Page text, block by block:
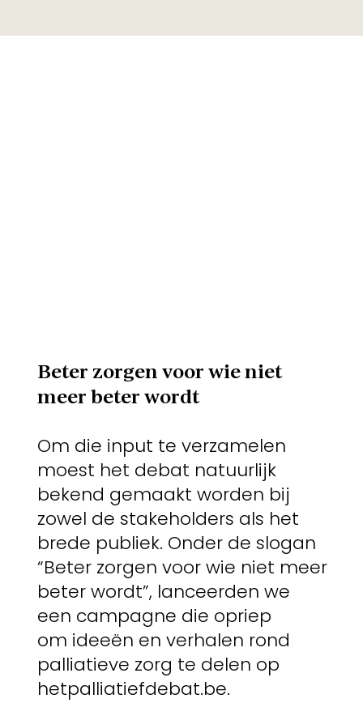
Beter zorgen voor wieniet
meer beter wordt
Om die input te verzamelen
moest het debat natuurlijk
bekend gemaakt worden bij
zowel de stakeholders als het
brede publiek. Onder de slogan
“Beter zorgen voor wie niet meer
beter wordt”, lanceerden we
een campagne die opriep
om ideeën en verhalen rond
palliatieve zorg te delen op
hetpalliatiefdebat.be.